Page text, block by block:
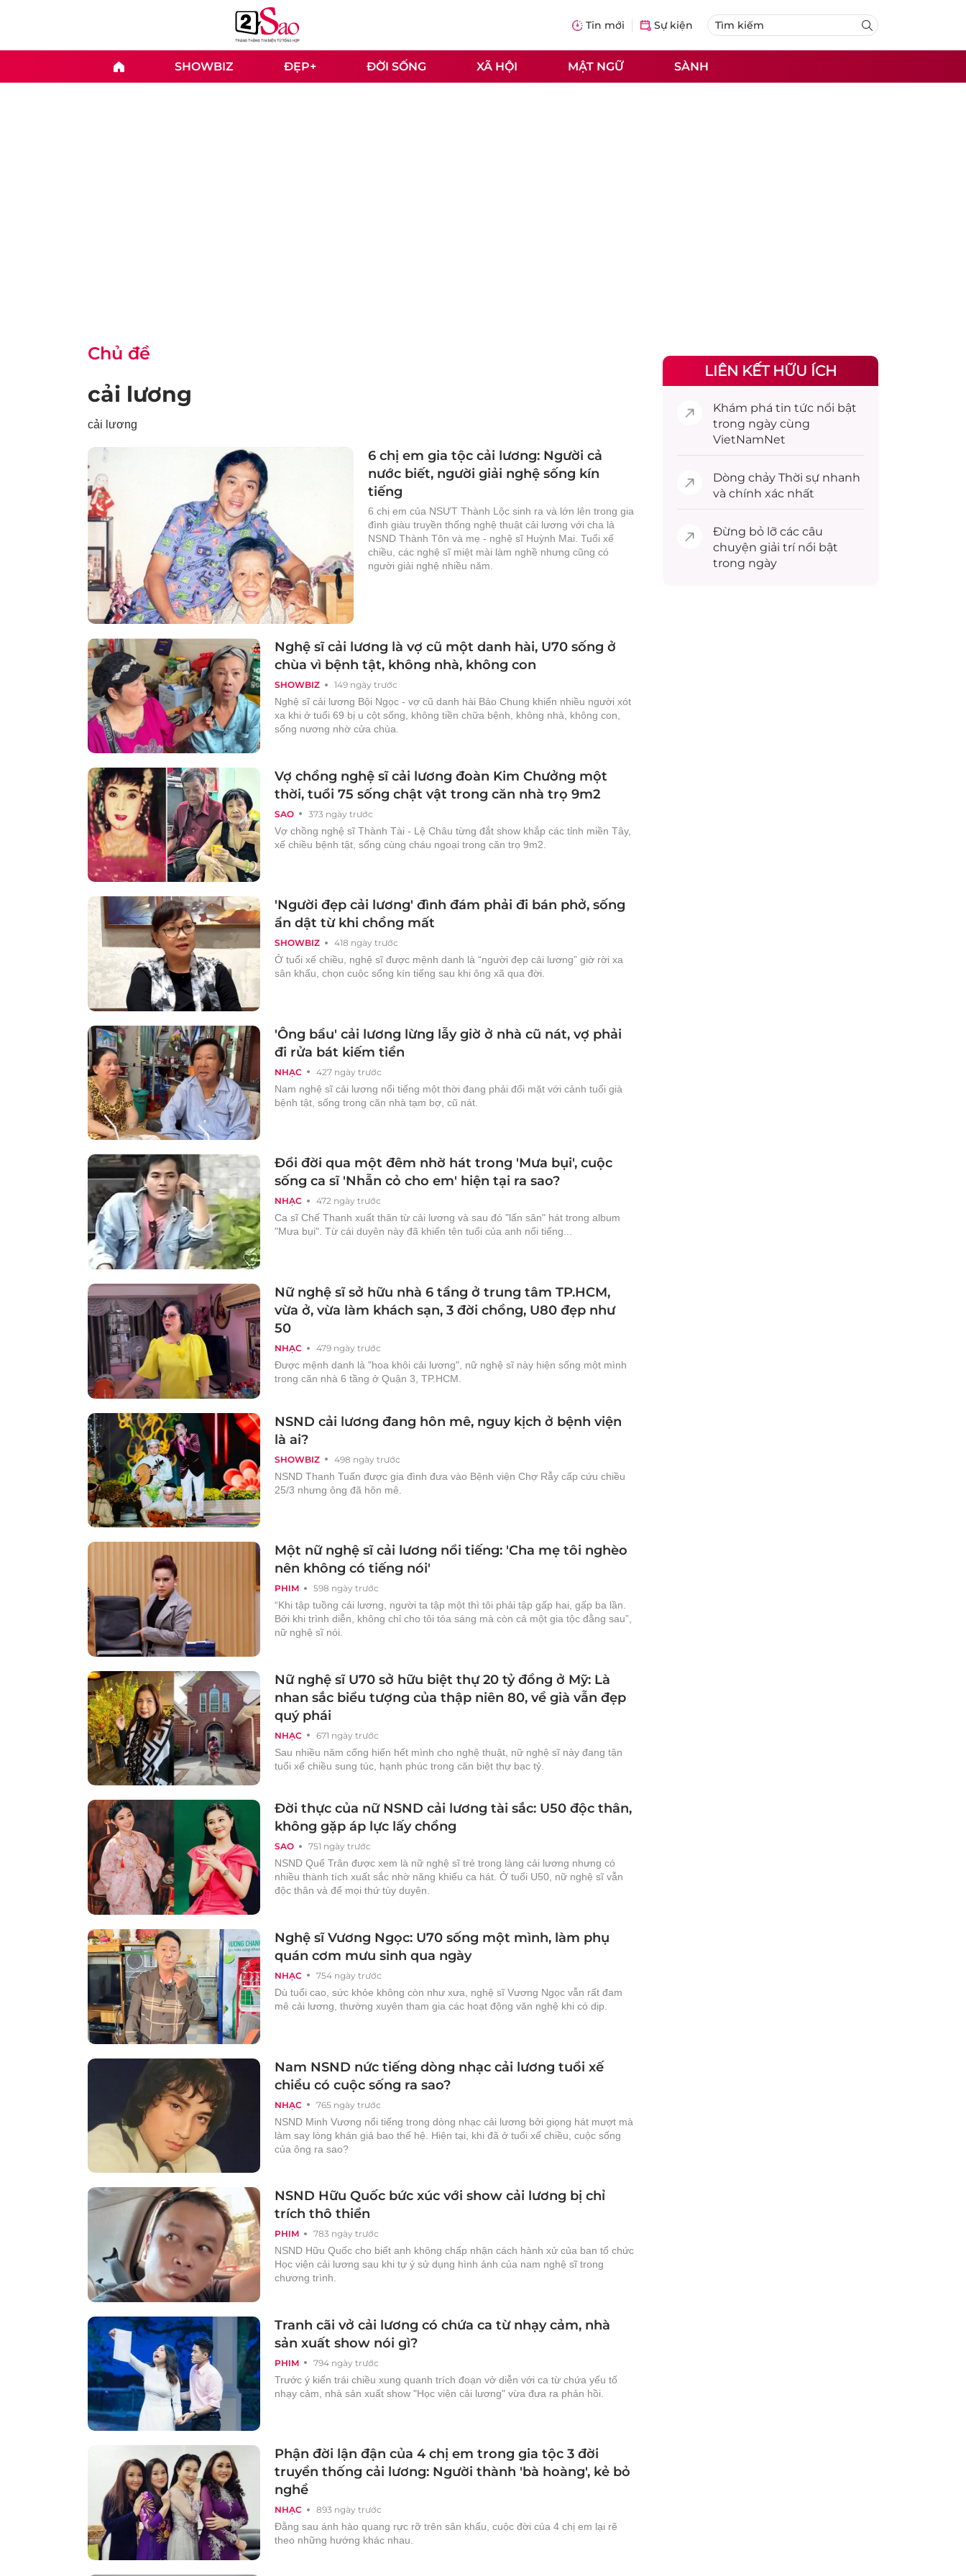
Tin mới Sự kiện
SHOWBIZ ĐẸP+ ĐỜI SỐNG XÃ HỘI MẬT NGỮ SÀNH
Chủ đề
cải lương
cải lương
6 chị em gia tộc cải lương: Người cả
nước biết, người giải nghệ sống kín
tiếng
6 chị em của NSƯT Thành Lộc sinh ra và lớn lên trong gia
đình giàu truyền thống nghệ thuật cải lương với cha là
NSND Thành Tôn và mẹ - nghệ sĩ Huỳnh Mai. Tuổi xế
chiều, các nghệ sĩ miệt mài làm nghề nhưng cũng có
người giải nghệ nhiều năm.
SHOWBIZ 149 ngày trước
Nghệ sĩ cải lương là vợ cũ một danh hài, U70 sống ở
chùa vì bệnh tật, không nhà, không con
Nghệ sĩ cải lương Bội Ngọc - vợ cũ danh hài Bảo Chung khiến nhiều người xót
xa khi ở tuổi 69 bị u cột sống, không tiền chữa bệnh, không nhà, không con,
sống nương nhờ cửa chùa.
SAO 373 ngày trước
Vợ chồng nghệ sĩ cải lương đoàn Kim Chưởng một
thời, tuổi 75 sống chật vật trong căn nhà trọ 9m2
Vợ chồng nghệ sĩ Thành Tài - Lệ Châu từng đắt show khắp các tỉnh miền Tây,
xế chiều bệnh tật, sống cùng cháu ngoại trong căn trọ 9m2.
SHOWBIZ 418 ngày trước
'Người đẹp cải lương' đình đám phải đi bán phở, sống
ẩn dật từ khi chồng mất
Ở tuổi xế chiều, nghệ sĩ được mệnh danh là “người đẹp cải lương” giờ rời xa
sân khấu, chọn cuộc sống kín tiếng sau khi ông xã qua đời.
NHẠC 427 ngày trước
'Ông bầu' cải lương lừng lẫy giờ ở nhà cũ nát, vợ phải
đi rửa bát kiếm tiền
Nam nghệ sĩ cải lương nổi tiếng một thời đang phải đối mặt với cảnh tuổi già
bệnh tật, sống trong căn nhà tạm bợ, cũ nát.
NHẠC 472 ngày trước
Đổi đời qua một đêm nhờ hát trong 'Mưa bụi', cuộc
sống ca sĩ 'Nhẫn cỏ cho em' hiện tại ra sao?
Ca sĩ Chế Thanh xuất thân từ cải lương và sau đó "lấn sân" hát trong album
"Mưa bụi". Từ cái duyên này đã khiến tên tuổi của anh nổi tiếng...
NHẠC 479 ngày trước
Nữ nghệ sĩ sở hữu nhà 6 tầng ở trung tâm TP.HCM,
vừa ở, vừa làm khách sạn, 3 đời chồng, U80 đẹp như
50
Được mệnh danh là "hoa khôi cải lương", nữ nghệ sĩ này hiện sống một mình
trong căn nhà 6 tầng ở Quận 3, TP.HCM.
SHOWBIZ 498 ngày trước
NSND cải lương đang hôn mê, nguy kịch ở bệnh viện
là ai?
NSND Thanh Tuấn được gia đình đưa vào Bệnh viện Chợ Rẫy cấp cứu chiều
25/3 nhưng ông đã hôn mê.
PHIM 598 ngày trước
Một nữ nghệ sĩ cải lương nổi tiếng: 'Cha mẹ tôi nghèo
nên không có tiếng nói'
“Khi tập tuồng cải lương, người ta tập một thì tôi phải tập gấp hai, gấp ba lần.
Bởi khi trình diễn, không chỉ cho tôi tỏa sáng mà còn cả một gia tộc đằng sau”,
nữ nghệ sĩ nói.
NHẠC 671 ngày trước
Nữ nghệ sĩ U70 sở hữu biệt thự 20 tỷ đồng ở Mỹ: Là
nhan sắc biểu tượng của thập niên 80, về già vẫn đẹp
quý phái
Sau nhiều năm cống hiến hết mình cho nghệ thuật, nữ nghệ sĩ này đang tận
tuổi xế chiều sung túc, hạnh phúc trong căn biệt thự bạc tỷ.
SAO 751 ngày trước
Đời thực của nữ NSND cải lương tài sắc: U50 độc thân,
không gặp áp lực lấy chồng
NSND Quế Trân được xem là nữ nghệ sĩ trẻ trong làng cải lương nhưng có
nhiều thành tích xuất sắc nhờ năng khiếu ca hát. Ở tuổi U50, nữ nghệ sĩ vẫn
độc thân và để mọi thứ tùy duyên.
NHẠC 754 ngày trước
Nghệ sĩ Vương Ngọc: U70 sống một mình, làm phụ
quán cơm mưu sinh qua ngày
Dù tuổi cao, sức khỏe không còn như xưa, nghệ sĩ Vương Ngọc vẫn rất đam
mê cải lương, thường xuyên tham gia các hoạt động văn nghệ khi có dịp.
NHẠC 765 ngày trước
Nam NSND nức tiếng dòng nhạc cải lương tuổi xế
chiều có cuộc sống ra sao?
NSND Minh Vương nổi tiếng trong dòng nhạc cải lương bởi giọng hát mượt mà
làm say lòng khán giả bao thế hệ. Hiện tại, khi đã ở tuổi xế chiều, cuộc sống
của ông ra sao?
PHIM 783 ngày trước
NSND Hữu Quốc bức xúc với show cải lương bị chỉ
trích thô thiển
NSND Hữu Quốc cho biết anh không chấp nhận cách hành xử của ban tổ chức
Học viện cải lương sau khi tự ý sử dụng hình ảnh của nam nghệ sĩ trong
chương trình.
PHIM 794 ngày trước
Tranh cãi vở cải lương có chứa ca từ nhạy cảm, nhà
sản xuất show nói gì?
Trước ý kiến trái chiều xung quanh trích đoạn vở diễn với ca từ chứa yếu tố
nhạy cảm, nhà sản xuất show "Học viện cải lương" vừa đưa ra phản hồi.
NHẠC 893 ngày trước
Phận đời lận đận của 4 chị em trong gia tộc 3 đời
truyền thống cải lương: Người thành 'bà hoàng', kẻ bỏ
nghề
Đằng sau ánh hào quang rực rỡ trên sân khấu, cuộc đời của 4 chị em lại rẽ
theo những hướng khác nhau.
LIÊN KẾT HỮU ÍCH
Khám phá tin tức nổi bật
trong ngày cùng
VietNamNet
Dòng chảy Thời sự nhanh
và chính xác nhất
Đừng bỏ lỡ các câu
chuyện giải trínổi bật
trong ngày